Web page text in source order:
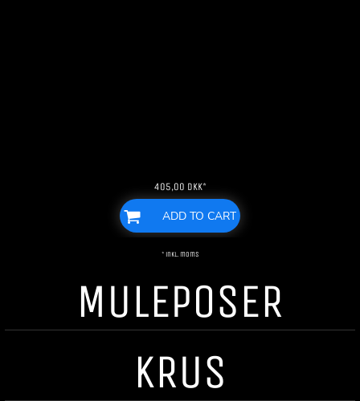
405,00 DKK*
ADD TO CART
* inkl. moms
MULEPOSER
KRUS